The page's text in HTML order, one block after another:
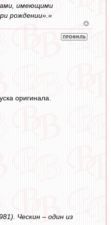
имеющими
рождении».»
оригинала.
Ческин – один из